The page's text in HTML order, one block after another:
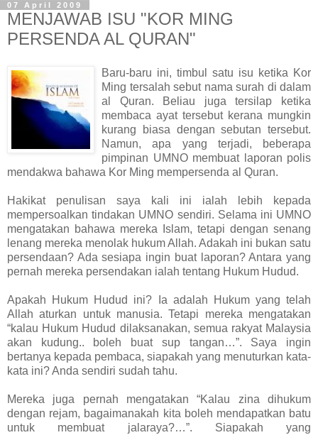
07 April 2009
MENJAWAB ISU "KOR MING
PERSENDA AL QURAN"
Baru-baru ini, timbul satu isu ketika Kor
Ming tersalah sebut nama surah di dalam
al Quran. Beliau juga tersilap ketika
membaca ayat tersebut kerana mungkin
kurang biasa dengan sebutan tersebut.
Namun, apa yang terjadi, beberapa
pimpinan UMNO membuat laporan polis
mendakwa bahawa Kor Ming mempersenda al Quran.
Hakikat penulisan saya kali ini ialah lebih kepada
mempersoalkan tindakan UMNO sendiri. Selama ini UMNO
mengatakan bahawa mereka Islam, tetapi dengan senang
lenang mereka menolak hukum Allah. Adakah ini bukan satu
persendaan? Ada sesiapa ingin buat laporan? Antara yang
pernah mereka persendakan ialah tentang Hukum Hudud.
Apakah Hukum Hudud ini? Ia adalah Hukum yang telah
Allah aturkan untuk manusia. Tetapi mereka mengatakan
“kalau Hukum Hudud dilaksanakan, semua rakyat Malaysia
akan kudung.. boleh buat sup tangan…”. Saya ingin
bertanya kepada pembaca, siapakah yang menuturkan kata-
kata ini? Anda sendiri sudah tahu.
Mereka juga pernah mengatakan “Kalau zina dihukum
dengan rejam, bagaimanakah kita boleh mendapatkan batu
untuk membuat jalaraya?…”. Siapakah yang